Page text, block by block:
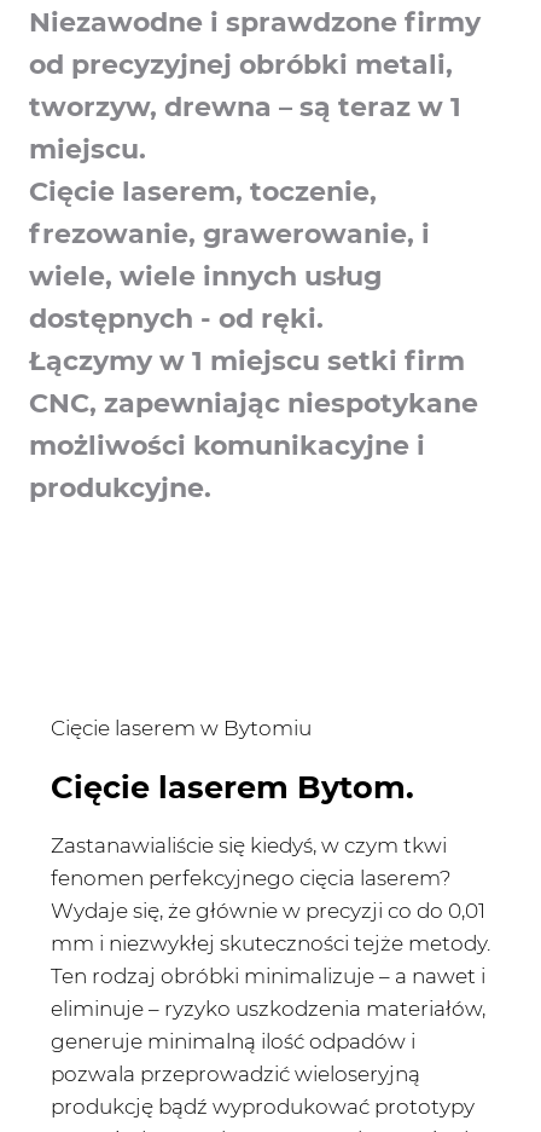
Niezawodne i sprawdzone firmy
od precyzyjnej obróbki metali,
tworzyw, drewna – są teraz w 1
miejscu.
Cięcie laserem, toczenie,
frezowanie, grawerowanie, i
wiele, wiele innych usług
dostępnych - od ręki.
Łączymy w 1 miejscu setki firm
CNC, zapewniając niespotykane
możliwości komunikacyjne i
produkcyjne.
Cięcie laserem w Bytomiu
Cięcie laserem Bytom.
Zastanawialiście się kiedyś, w czym tkwi
fenomen perfekcyjnego cięcia laserem?
Wydaje się, że głównie w precyzji co do 0,01
mm i niezwykłej skuteczności tejże metody.
Ten rodzaj obróbki minimalizuje – a nawet i
eliminuje – ryzyko uszkodzenia materiałów,
generuje minimalną ilość odpadów i
pozwala przeprowadzić wieloseryjną
produkcję bądź wyprodukować prototypy